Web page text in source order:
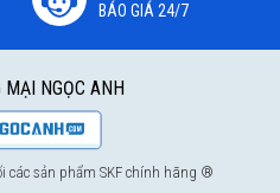
BÁO GIÁ 24/7
NGỌC ANH
các sản phẩm SKF chính hãng ®